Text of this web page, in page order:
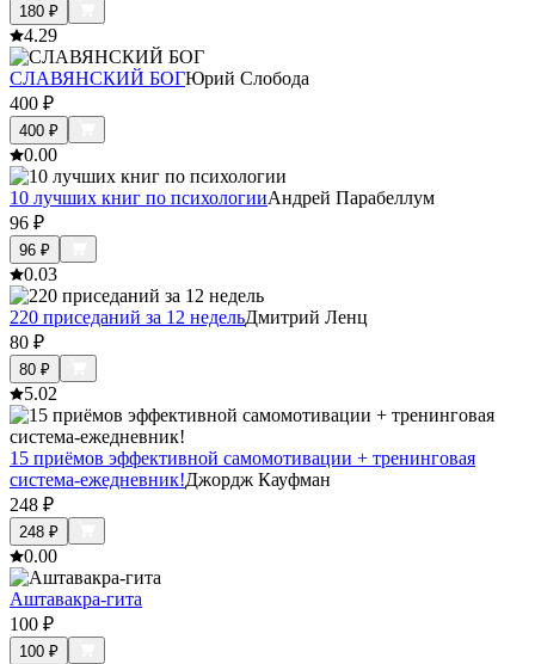
180 ₽
4.29
СЛАВЯНСКИЙ БОГЮрий Слобода
400 ₽
400 ₽
0.00
10 лучших книг по психологииАндрей Парабеллум
96 ₽
96 ₽
0.03
220 приседаний за 12 недельДмитрий Ленц
80 ₽
80 ₽
5.02
15 приёмов эффективной самомотивации + тренинговая
система-ежедневник!Джордж Кауфман
248 ₽
248 ₽
0.00
Аштавакра-гита
100 ₽
100 ₽